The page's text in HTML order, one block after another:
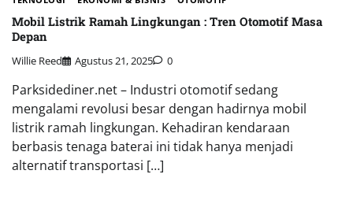
Mobil Listrik Ramah Lingkungan : Tren Otomotif Masa
Depan
Willie Reed Agustus 21, 2025 0
Parksidediner.net – Industri otomotif sedang
mengalami revolusi besar dengan hadirnya mobil
listrik ramah lingkungan. Kehadiran kendaraan
berbasis tenaga baterai ini tidak hanya menjadi
alternatif transportasi […]